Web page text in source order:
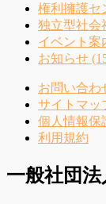
権利擁護セ
独立型社会
イベント案
お知らせ
お問い合わ
サイトマッ
個人情報保
利用規約
一般社団